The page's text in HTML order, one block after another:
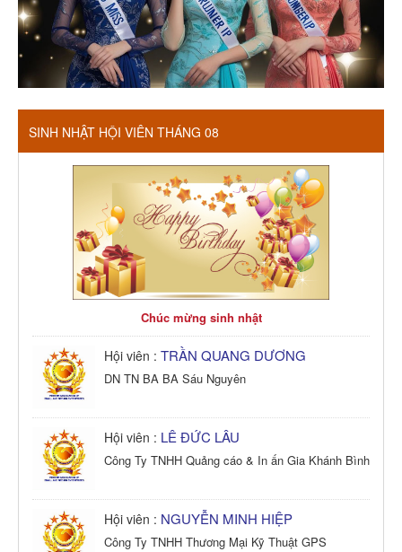
SINH NHẬT HỘI VIÊN THÁNG 08
Chúc mừng sinh nhật
Hội viên : TRẦN QUANG DƯƠNG
DN TN BA BA Sáu Nguyên
Hội viên : LÊ ĐỨC LÂU
Công Ty TNHH Quảng cáo & In ấn Gia Khánh Bình
Hội viên : NGUYỄN MINH HIỆP
Công Ty TNHH Thương Mại Kỹ Thuật GPS